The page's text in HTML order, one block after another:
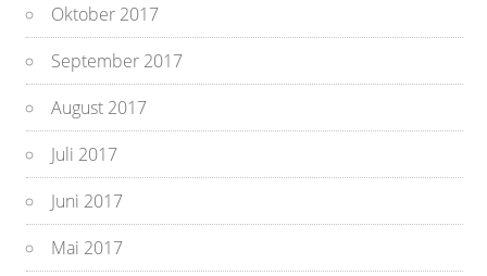
Oktober 2017
September 2017
August 2017
Juli 2017
Juni 2017
Mai 2017